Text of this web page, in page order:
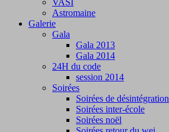
VASI
Astromaine
Galerie
Gala
Gala 2013
Gala 2014
24H du code
session 2014
Soirées
Soirées de désintégration
Soirées inter-école
Soirées noël